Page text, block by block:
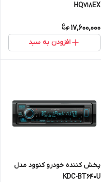
HQ718EX
17,600,000
افزودن به سبد
پخش کننده خودرو کنوود مدل
KDC-BT640U